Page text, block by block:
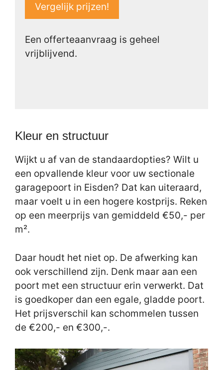
Vergelijk prijzen!
Een offerteaanvraag is geheel
vrijblijvend.
Kleur en structuur
Wijkt u af van de standaardopties? Wilt u
een opvallende kleur voor uw sectionale
garagepoort in Eisden? Dat kan uiteraard,
maar voelt u in een hogere kostprijs. Reken
op een meerprijs van gemiddeld €50,- per
m².
Daar houdt het niet op. De afwerking kan
ook verschillend zijn. Denk maar aan een
poort met een structuur erin verwerkt. Dat
is goedkoper dan een egale, gladde poort.
Het prijsverschil kan schommelen tussen
de €200,- en €300,-.